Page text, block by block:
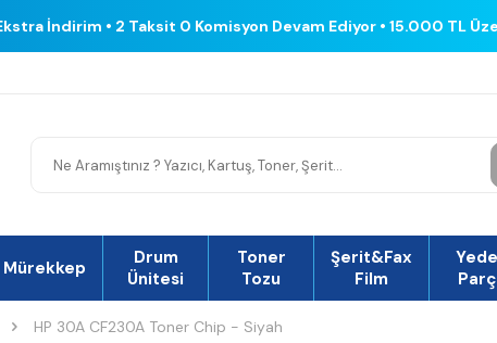
İndirim • 2 Taksit 0 Komisyon Devam Ediyor • 15.000 TL
Mürekkep
Drum
Ünitesi
Toner
Tozu
Şerit&Fax
Film
HP 30A CF230A Toner Chip - Siyah